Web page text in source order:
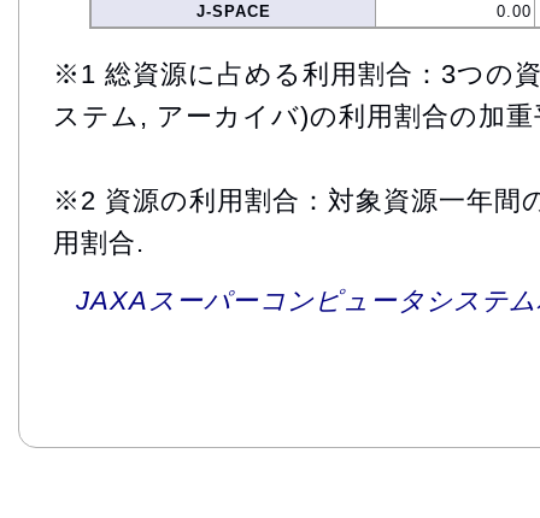
J-SPACE
0.00
※1 総資源に占める利用割合：3つの
ステム, アーカイバ)の利用割合の加重
※2 資源の利用割合：対象資源一年間
用割合.
JAXAスーパーコンピュータシステ